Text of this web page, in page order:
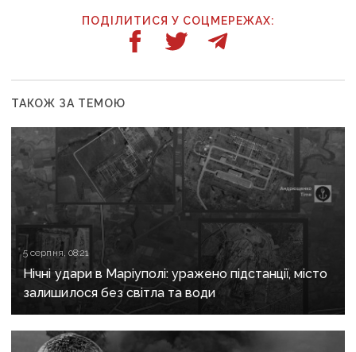
ПОДІЛИТИСЯ У СОЦМЕРЕЖАХ:
ТАКОЖ ЗА ТЕМОЮ
5 серпня, 08:21
Нічні удари в Маріуполі: уражено підстанції, місто
залишилося без світла та води